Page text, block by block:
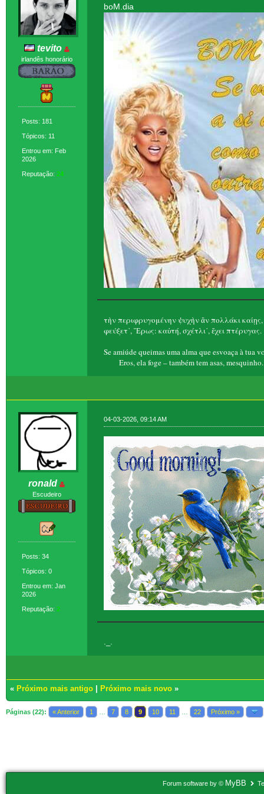
tevito
irlandês honorário
Posts: 181
Tópicos: 11
Entrou em: Feb
2026
Reputação: 24
boM.dia
τὴν περιφρυγομένην ψυχὴν ἂν πολλάκι καίῃς,
φεύξετ᾽, Ἔρως: καὐτή, σχέτλι᾽, ἔχει πτέρυγας.
Se amiúde queimas uma alma que esvoaça à tua
Eros, ela foge – também tem asas, mesquinho.
ronald
Escudeiro
Posts: 34
Tópicos: 0
Entrou em: Jan
2026
Reputação: 2
04-03-2026, 09:14 AM
._.
« Próximo mais antigo Próximo mais novo »
Páginas (22): « Anterior 1 7 8 9 10 11 22 Próximo »
Forum software by © MyBB